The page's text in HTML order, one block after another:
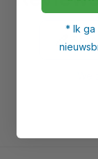
edit
* Ik ga